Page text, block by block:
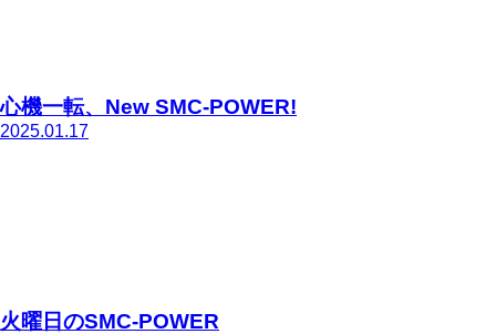
心機一転、New SMC-POWER!
2025.01.17
火曜日のSMC-POWER